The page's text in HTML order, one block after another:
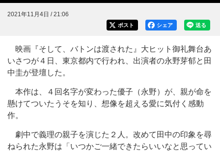
2021年11月4日 / 21:06
送る
シェア
ポスト
映画『そして、バトンは渡された』大ヒット御礼舞台あ
いさつが４日、東京都内で行われ、出演者の永野芽郁と田
中圭が登壇した。
本作は、４回名字が変わった優子（永野）が、親が命を
懸けてついたうそを知り、想像を超える愛に気付く感動
作。
劇中で義理の親子を演じた２人。改めて田中の印象を尋
ねられた永野は「いつかご一緒できたらいいなと思ってい